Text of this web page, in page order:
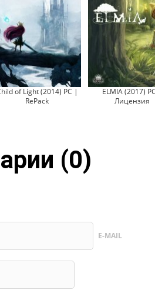
of Light (2014) PC |
RePack
ELMIA (2017)
Лицензия
(0)
E-MAIL